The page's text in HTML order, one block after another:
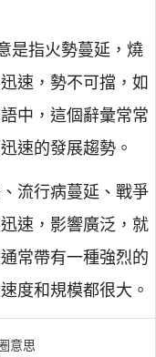
是指火勢蔓延，燒
速，勢不可擋，如
中，這個辭彙常常
速的發展趨勢。
流行病蔓延、戰爭
速，影響廣泛，就
常帶有一種強烈的
度和規模都很大。
意思